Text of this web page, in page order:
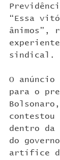
“Essa
ânimos”,
sindical.
O
para o
contestou
dentro da
do
artífice